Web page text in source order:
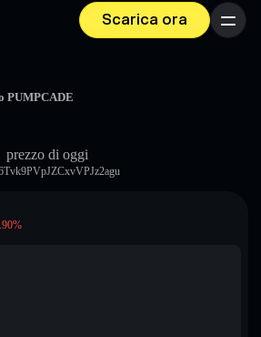
Scarica ora Menu
PUMPCADE
prezzo di oggi
%